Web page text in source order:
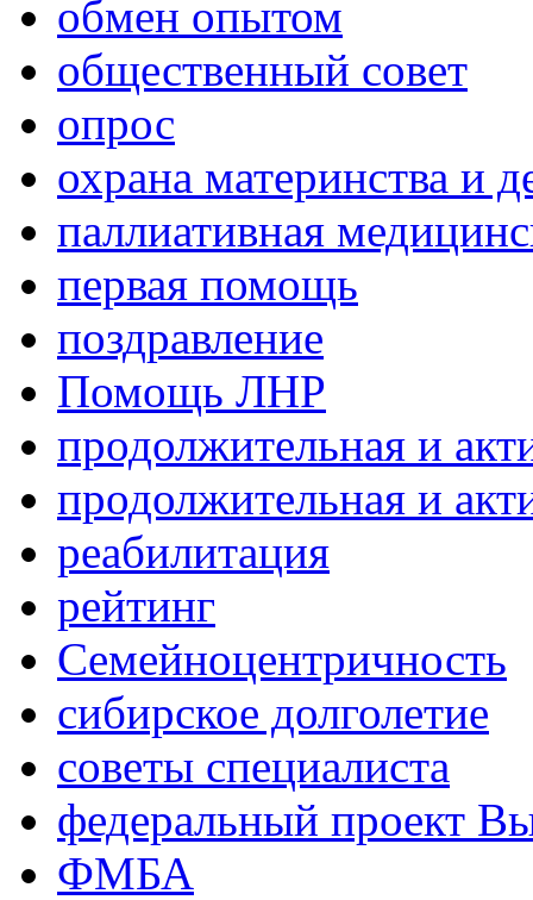
обмен опытом
общественный совет
опрос
охрана материнства и
паллиативная
первая помощь
поздравление
Помощь ЛНР
продолжительная и
продолжительная и
реабилитация
рейтинг
Семейноцентричность
сибирское долголетие
советы специалиста
федеральный проект
ФМБА